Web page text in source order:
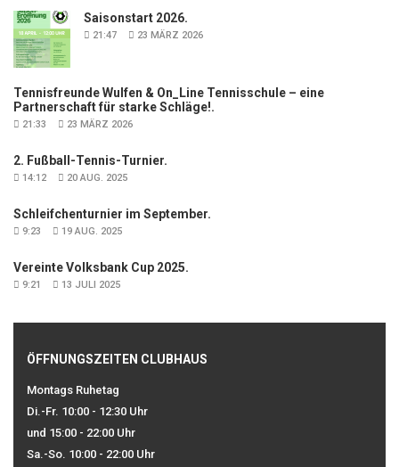
Saisonstart 2026.
21:47 23 MÄRZ 2026
Tennisfreunde Wulfen & On_Line Tennisschule – eine
Partnerschaft für starke Schläge!.
21:33 23 MÄRZ 2026
2. Fußball-Tennis-Turnier.
14:12 20 AUG. 2025
Schleifchenturnier im September.
9:23 19 AUG. 2025
Vereinte Volksbank Cup 2025.
9:21 13 JULI 2025
ÖFFNUNGSZEITEN CLUBHAUS
Montags Ruhetag
Di.-Fr. 10:00 - 12:30 Uhr
und 15:00 - 22:00 Uhr
Sa.-So. 10:00 - 22:00 Uhr